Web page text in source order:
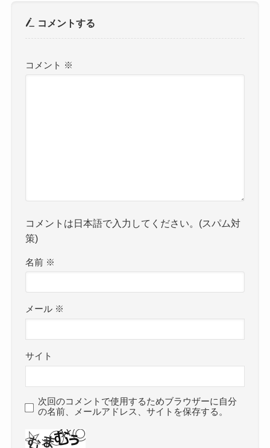
コメントする
コメント ※
コメントは日本語で入力してください。(スパム対
策)
名前 ※
メール ※
サイト
次回のコメントで使用するためブラウザーに自分
の名前、メールアドレス、サイトを保存する。